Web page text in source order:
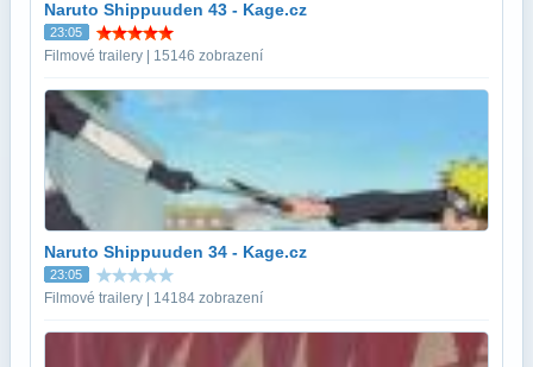
Naruto Shippuuden 43 - Kage.cz
23:05
Filmové trailery | 15146 zobrazení
Naruto Shippuuden 34 - Kage.cz
23:05
Filmové trailery | 14184 zobrazení